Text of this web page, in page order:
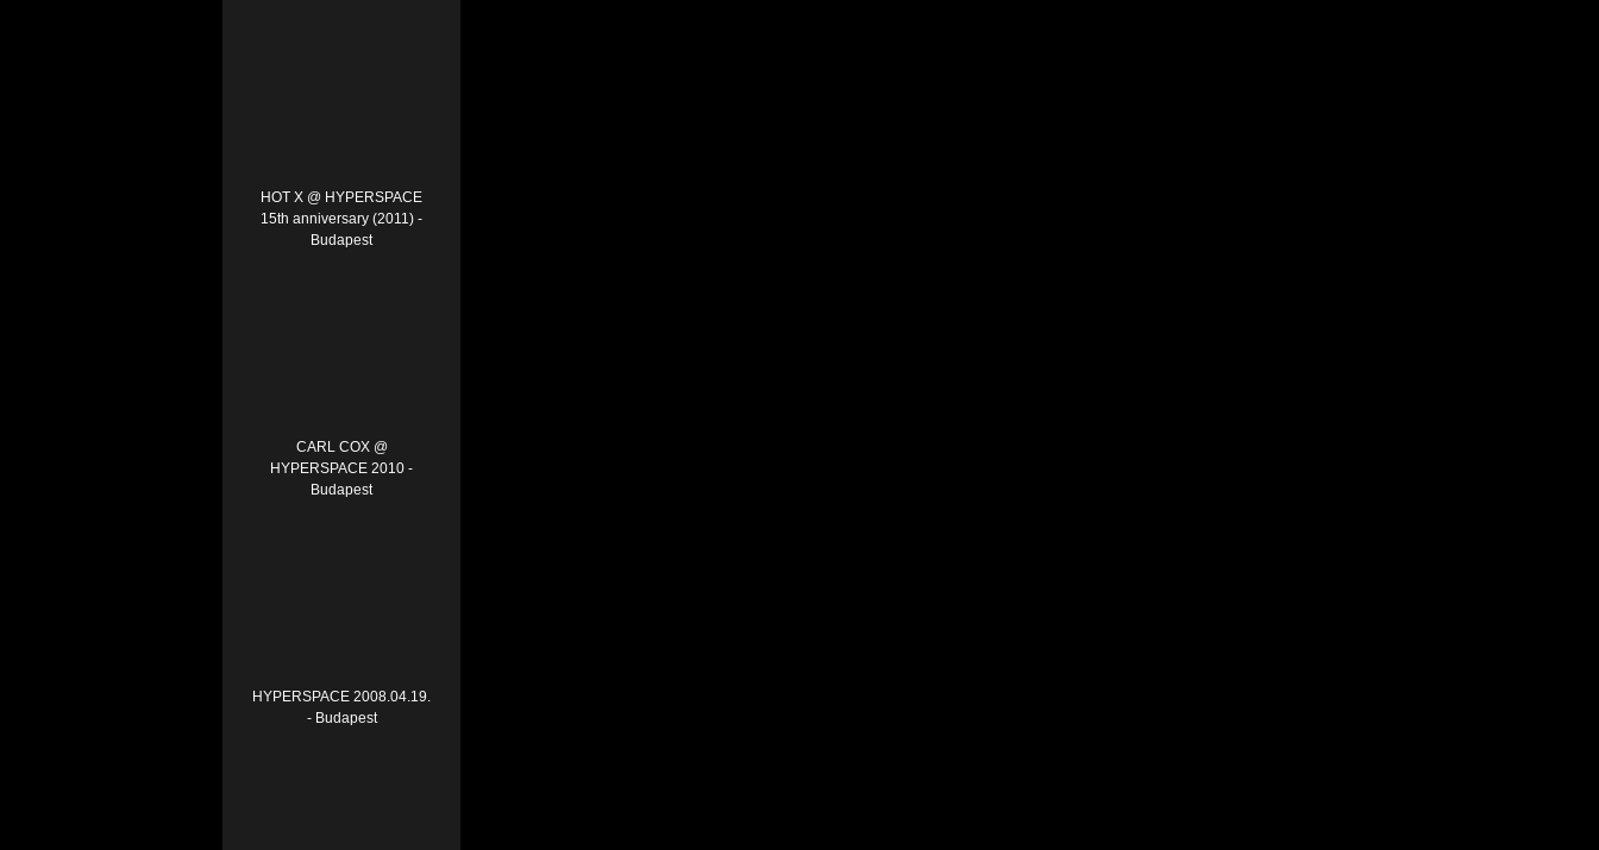
HOT X @ HYPERSPACE
15th anniversary (2011) -
Budapest
CARL COX @
HYPERSPACE 2010 -
Budapest
HYPERSPACE 2008.04.19.
- Budapest